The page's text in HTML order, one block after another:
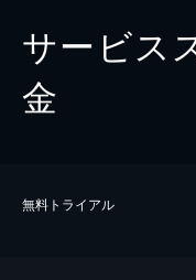
サービス
金
無料トライアル